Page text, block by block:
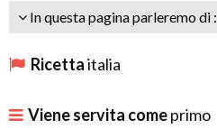
In questa pagina parleremo di :
Ricettaitalia
Viene servita comeprimo